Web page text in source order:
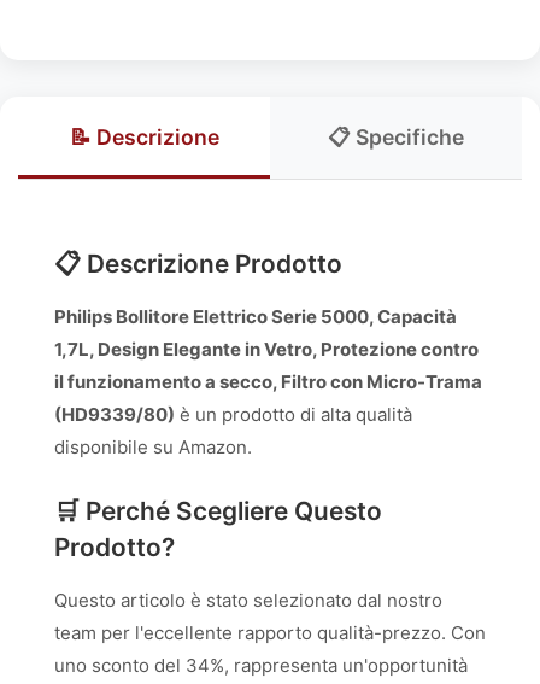
📝 Descrizione 📋 Specifiche
📋 Descrizione Prodotto
Philips Bollitore Elettrico Serie 5000, Capacità
1,7L, Design Elegante in Vetro, Protezione contro
il funzionamento a secco, Filtro con Micro-Trama
(HD9339/80) è un prodotto di alta qualità
disponibile su Amazon.
🛒 Perché Scegliere Questo
Prodotto?
Questo articolo è stato selezionato dal nostro
team per l'eccellente rapporto qualità-prezzo. Con
uno sconto del 34%, rappresenta un'opportunità